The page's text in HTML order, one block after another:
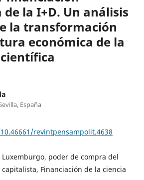
la I+D. Un análisis
la transformación
económica de la
España
revintpensampolit.4638
Luxemburgo, poder de compra del
Financiación de la ciencia